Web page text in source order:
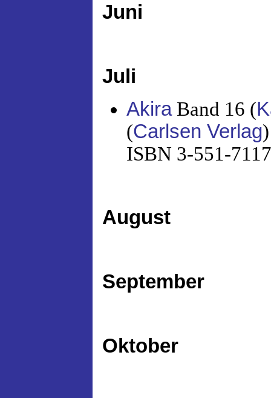
Juni
Juli
AkiraBand 16 (
(Carlsen Verlag)
ISBN 3-551-
August
September
Oktober